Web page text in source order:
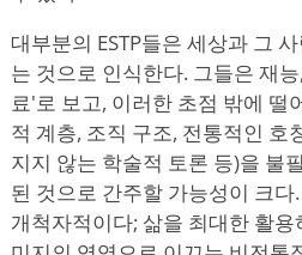
대부분의 ESTP들은 세상과 그
는 것으로 인식한다. 그들은 재
료'로 보고, 이러한 초점 밖에 떨
적 계층, 조직 구조, 전통적인 호
지지 않는 학술적 토론 등)을 불
된 것으로 간주할 가능성이 크다
개척자적이다; 삶을 최대한 활